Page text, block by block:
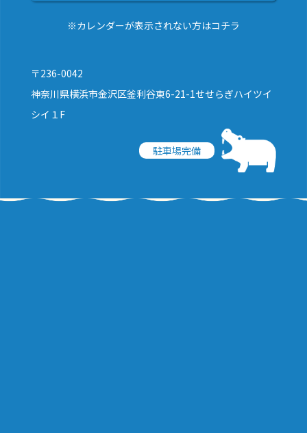
※カレンダーが表示されない方はコチラ
〒236-0042
神奈川県横浜市金沢区釜利谷東6-21-1せせらぎハイツイ
シイ１F
駐車場完備